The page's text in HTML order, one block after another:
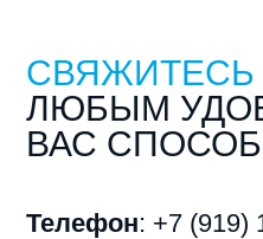
СВЯЖИТЕСЬ
ЛЮБЫМ
ВАС
Телефон: +7 (919)